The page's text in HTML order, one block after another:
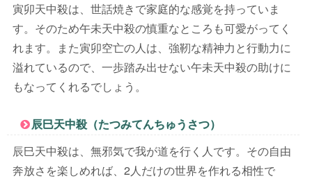
寅卯天中殺は、世話焼きで家庭的な感覚を持っていま
す。そのため午未天中殺の慎重なところも可愛がってく
れます。また寅卯空亡の人は、強靭な精神力と行動力に
溢れているので、一歩踏み出せない午未天中殺の助けに
もなってくれるでしょう。
辰巳天中殺（たつみてんちゅうさつ）
辰巳天中殺は、無邪気で我が道を行く人です。その自由
奔放さを楽しめれば、2人だけの世界を作れる相性で